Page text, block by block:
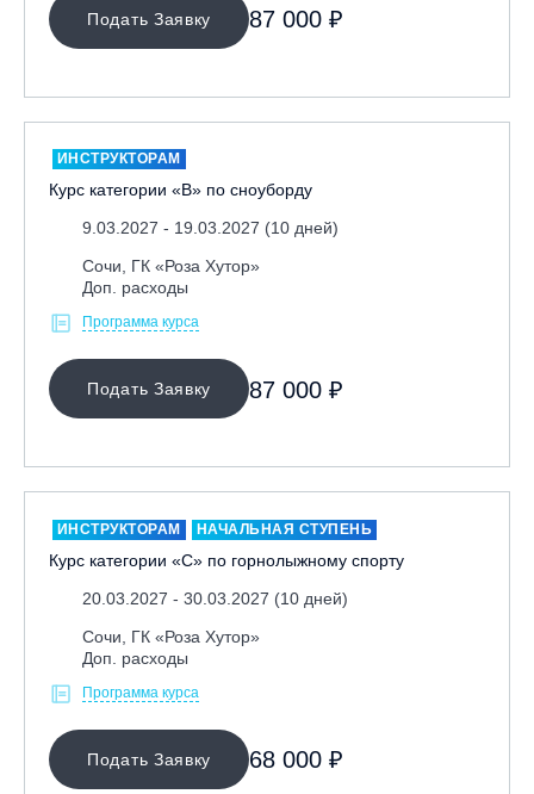
Подать Заявку 87 000 ₽
ИНСТРУКТОРАМ
Курс категории «В» по сноуборду
9.03.2027 - 19.03.2027 (10 дней)
Сочи, ГК «Роза Хутор»
Доп. расходы
Программа курса
Подать Заявку 87 000 ₽
ИНСТРУКТОРАМ НАЧАЛЬНАЯ СТУПЕНЬ
Курс категории «С» по горнолыжному спорту
20.03.2027 - 30.03.2027 (10 дней)
Сочи, ГК «Роза Хутор»
Доп. расходы
Программа курса
Подать Заявку 68 000 ₽